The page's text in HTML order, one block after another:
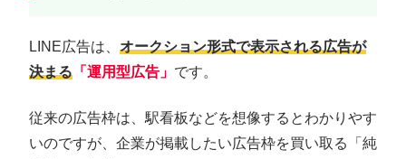
LINE広告は、 オークション形式で表示される広告が
決まる 「運用型広告」 です。
従来の広告枠は、駅看板などを想像するとわかりやす
いのですが、企業が掲載したい広告枠を買い取る「純